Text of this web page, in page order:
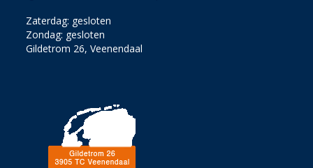
Zaterdag: gesloten
Zondag: gesloten
Gildetrom 26, Veenendaal